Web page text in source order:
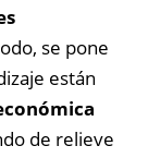
se pone
están
de relieve